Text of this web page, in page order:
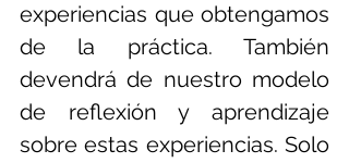
experiencias que obtengamos
de la práctica. También
devendrá de nuestro modelo
de reflexión y aprendizaje
sobre estas experiencias. Solo